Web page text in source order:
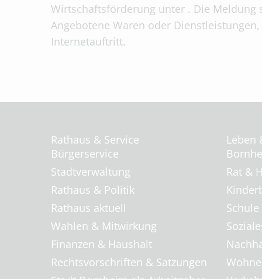
Wirtschaftsförderung unter . Die
Angebotene Waren oder
Internetauftritt.
Rathaus & Service
Bürgerservice
Stadtverwaltung
Rathaus & Politik
Rathaus aktuell
Wahlen & Mitwirkung
Finanzen & Haushalt
Rechtsvorschriften & Satzungen
Leben
Rat &